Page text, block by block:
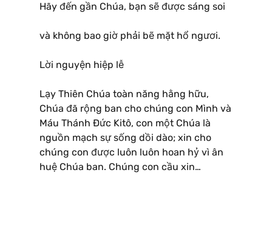
Hãy đến gần Chúa, bạn sẽ được sáng soi
và không bao giờ phải bẽ mặt hổ ngươi.
Lời nguyện hiệp lễ
Lạy Thiên Chúa toàn năng hằng hữu,
Chúa đã rộng ban cho chúng con Mình và
Máu Thánh Ðức Kitô, con một Chúa là
nguồn mạch sự sống dồi dào; xin cho
chúng con được luôn luôn hoan hỷ vì ân
huệ Chúa ban. Chúng con cầu xin…